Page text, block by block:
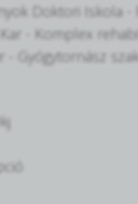
Doktori Iskola -
- Komplex
- Gyógytornász